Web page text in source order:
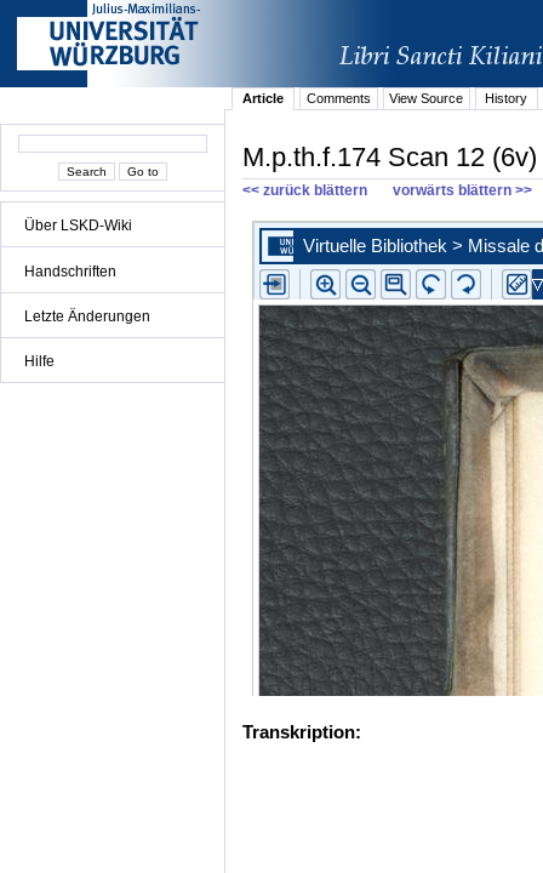
Über LSKD-Wiki
Handschriften
Letzte Änderungen
Hilfe
Article Comments View Source History
M.p.th.f.174 Scan 12 (6v)
<< zurück blättern vorwärts blättern >>
Transkription: